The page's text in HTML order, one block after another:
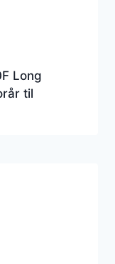
Long
til